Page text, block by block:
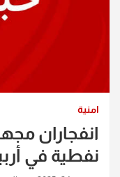
امنية
انفجاران
نفطية في